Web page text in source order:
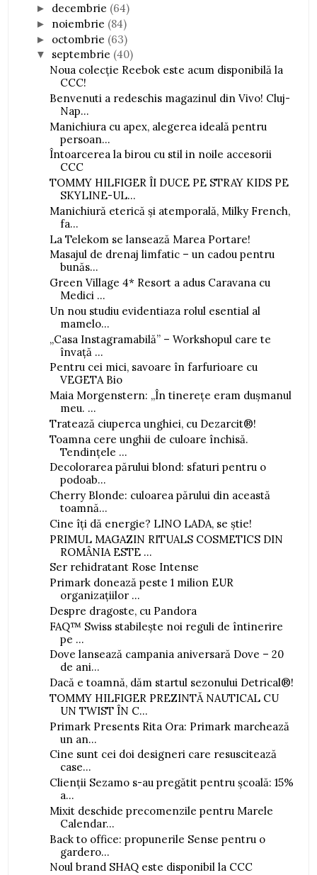
► decembrie (64)
► noiembrie (84)
► octombrie (63)
▼ septembrie (40)
Noua colecție Reebok este acum disponibilă la
CCC!
Benvenuti a redeschis magazinul din Vivo! Cluj-
Nap...
Manichiura cu apex, alegerea ideală pentru
persoan...
Întoarcerea la birou cu stil in noile accesorii
CCC
TOMMY HILFIGER ÎI DUCE PE STRAY KIDS PE
SKYLINE-UL...
Manichiură eterică și atemporală, Milky French,
fa...
La Telekom se lansează Marea Portare!
Masajul de drenaj limfatic – un cadou pentru
bunăs...
Green Village 4* Resort a adus Caravana cu
Medici ...
Un nou studiu evidentiaza rolul esential al
mamelo...
„Casa Instagramabilă” – Workshopul care te
învață ...
Pentru cei mici, savoare în farfurioare cu
VEGETA Bio
Maia Morgenstern: „În tinerețe eram dușmanul
meu. ...
Tratează ciuperca unghiei, cu Dezarcit®!
Toamna cere unghii de culoare închisă.
Tendințele ...
Decolorarea părului blond: sfaturi pentru o
podoab...
Cherry Blonde: culoarea părului din această
toamnă...
Cine îți dă energie? LINO LADA, se știe!
PRIMUL MAGAZIN RITUALS COSMETICS DIN
ROMÂNIA ESTE ...
Ser rehidratant Rose Intense
Primark donează peste 1 milion EUR
organizațiilor ...
Despre dragoste, cu Pandora
FAQ™ Swiss stabilește noi reguli de întinerire
pe ...
Dove lansează campania aniversară Dove – 20
de ani...
Dacă e toamnă, dăm startul sezonului Detrical®!
TOMMY HILFIGER PREZINTĂ NAUTICAL CU
UN TWIST ÎN C...
Primark Presents Rita Ora: Primark marchează
un an...
Cine sunt cei doi designeri care resuscitează
case...
Clienții Sezamo s-au pregătit pentru școală: 15%
a...
Mixit deschide precomenzile pentru Marele
Calendar...
Back to office: propunerile Sense pentru o
gardero...
Noul brand SHAQ este disponibil la CCC